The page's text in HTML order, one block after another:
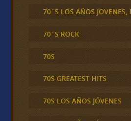
70´S LOS AÑOS JOVENES,
70´S ROCK
70S
70S GREATEST HITS
70S LOS AÑOS JÓVENES